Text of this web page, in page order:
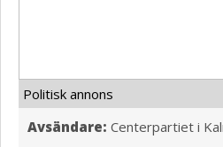
Politisk annons
Avsändare: Centerpartiet i